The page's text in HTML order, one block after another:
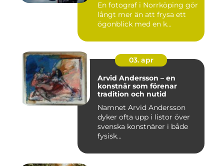
En fotograf i Norrköping gör
långt mer än att frysa ett
ögonblick med en k...
03. apr
Arvid Andersson – en
konstnär som förenar
tradition och nutid
Namnet Arvid Andersson
dyker ofta upp i listor över
svenska konstnärer i både
fysisk...